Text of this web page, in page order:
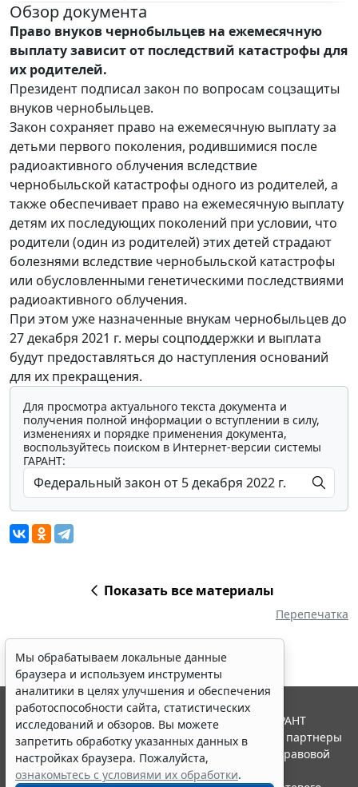
Обзор документа
Право внуков чернобыльцев на ежемесячную
выплату зависит от последствий катастрофы для
их родителей.
Президент подписал закон по вопросам соцзащиты
внуков чернобыльцев.
Закон сохраняет право на ежемесячную выплату за
детьми первого поколения, родившимися после
радиоактивного облучения вследствие
чернобыльской катастрофы одного из родителей, а
также обеспечивает право на ежемесячную выплату
детям их последующих поколений при условии, что
родители (один из родителей) этих детей страдают
болезнями вследствие чернобыльской катастрофы
или обусловленными генетическими последствиями
радиоактивного облучения.
При этом уже назначенные внукам чернобыльцев до
27 декабря 2021 г. меры соцподдержки и выплата
будут предоставляться до наступления оснований
для их прекращения.
Для просмотра актуального текста документа и
получения полной информации о вступлении в силу,
изменениях и порядке применения документа,
воспользуйтесь поиском в Интернет-версии системы
ГАРАНТ:
Показать все материалы
Перепечатка
Мы обрабатываем локальные данные
браузера и используем инструменты
аналитики в целях улучшения и обеспечения
работоспособности сайта, статистических
исследований и обзоров. Вы можете
запретить обработку указанных данных в
настройках браузера. Пожалуйста,
ознакомьтесь с условиями их обработки.
© ООО "НПП "ГАРАНТ-СЕРВИС", 2026. Система ГАРАНТ
выпускается с 1990 года. Компания "Гарант" и ее партнеры
являются участниками Российской ассоциации правовой
информации ГАРАНТ.